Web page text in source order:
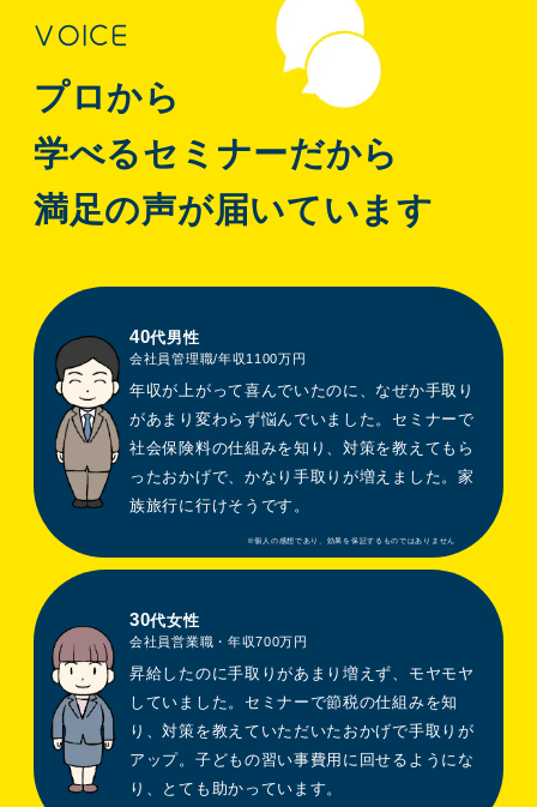
VOICE
プロから
学べるセミナーだから
満足の声が届いています
40代男性
会社員管理職/年収1100万円
年収が上がって喜んでいたのに、なぜか手取り
があまり変わらず悩んでいました。セミナーで
社会保険料の仕組みを知り、対策を教えてもら
ったおかげで、かなり手取りが増えました。家
族旅行に行けそうです。
30代女性
会社員営業職・年収700万円
昇給したのに手取りがあまり増えず、モヤモヤ
していました。セミナーで節税の仕組みを知
り、対策を教えていただいたおかげで手取りが
アップ。子どもの習い事費用に回せるようにな
り、とても助かっています。